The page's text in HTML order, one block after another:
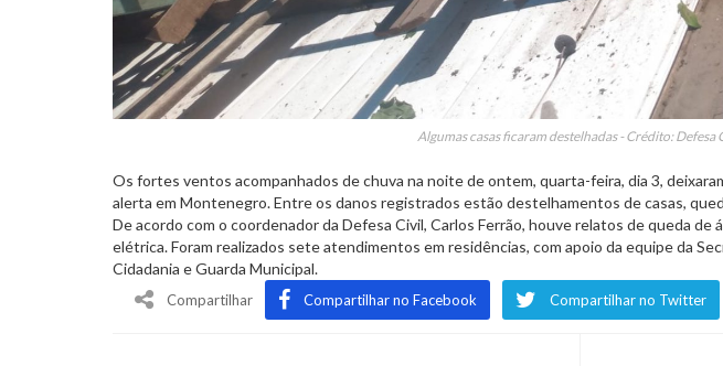
Algumas casas ficaram destelhadas - Crédito: Defesa
Os fortes ventos acompanhados de chuva na noite de ontem, quarta-feira, dia 3,
alerta em Montenegro. Entre os danos registrados estão destelhamentos de casas,
De acordo com o coordenador da Defesa Civil, Carlos Ferrão, houve relatos de queda
elétrica. Foram realizados sete atendimentos em residências, com apoio da equipe da
Cidadania e Guarda Municipal.
Compartilhar Compartilhar no Facebook Compartilhar no Twitter